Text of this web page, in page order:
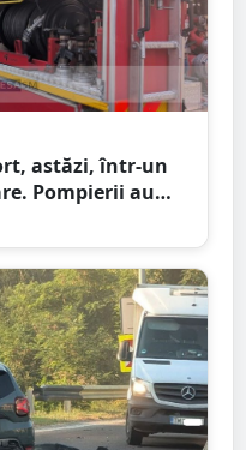
astăzi, într-un
Pompierii au